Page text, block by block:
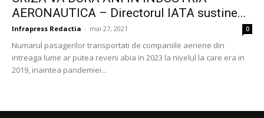
AERONAUTICA – Directorul IATA sustine...
Infrapress Redactia - mai 27, 2021 0
Numarul pasagerilor transportati de companiile aeriene din
intreaga lume ar putea reveni abia in 2023 la nivelul la care era in
2019, inaintea pandemiei...